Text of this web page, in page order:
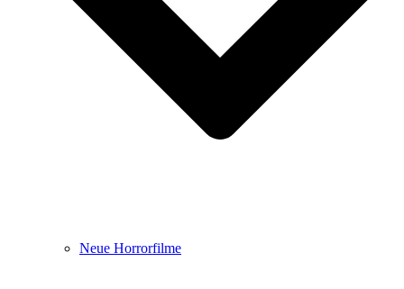
Neue Horrorfilme